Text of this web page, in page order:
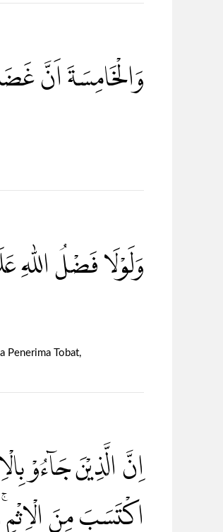
وَالْخَامِسَةَ اَنَّ
وَلَوْلَا فَضْلُ اللّٰهِ
Penerima Tobat,
اِنَّ الَّذِيْنَ جَاۤءُوْ
اكْتَسَبَ مِنَ